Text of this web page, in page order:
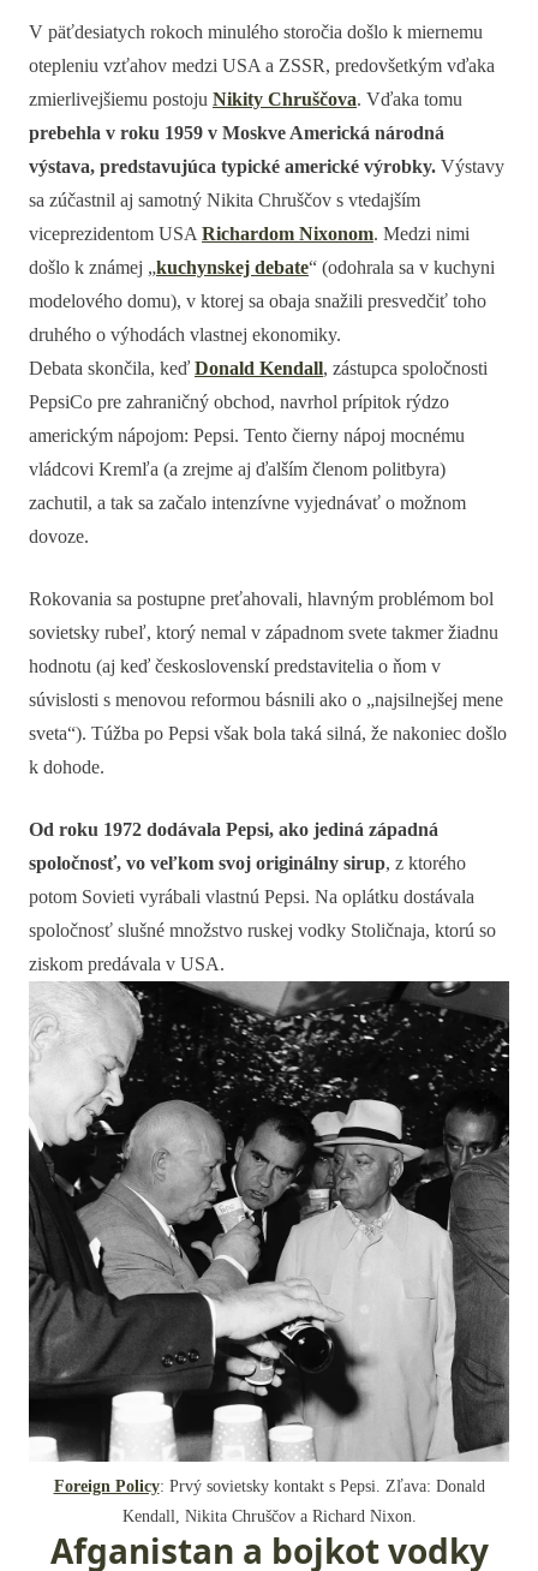
V päťdesiatych rokoch minulého storočia došlo k miernemu
otepleniu vzťahov medzi USA a ZSSR, predovšetkým vďaka
zmierlivejšiemu postoju Nikity Chruščova. Vďaka tomu
prebehla v roku 1959 v Moskve Americká národná
výstava, predstavujúca typické americké výrobky. Výstavy
sa zúčastnil aj samotný Nikita Chruščov s vtedajším
viceprezidentom USA Richardom Nixonom. Medzi nimi
došlo k známej „kuchynskej debate“ (odohrala sa v kuchyni
modelového domu), v ktorej sa obaja snažili presvedčiť toho
druhého o výhodách vlastnej ekonomiky.
Debata skončila, keď Donald Kendall, zástupca spoločnosti
PepsiCo pre zahraničný obchod, navrhol prípitok rýdzo
americkým nápojom: Pepsi. Tento čierny nápoj mocnému
vládcovi Kremľa (a zrejme aj ďalším členom politbyra)
zachutil, a tak sa začalo intenzívne vyjednávať o možnom
dovoze.
Rokovania sa postupne preťahovali, hlavným problémom bol
sovietsky rubeľ, ktorý nemal v západnom svete takmer žiadnu
hodnotu (aj keď československí predstavitelia o ňom v
súvislosti s menovou reformou básnili ako o „najsilnejšej mene
sveta“). Túžba po Pepsi však bola taká silná, že nakoniec došlo
k dohode.
Od roku 1972 dodávala Pepsi, ako jediná západná
spoločnosť, vo veľkom svoj originálny sirup, z ktorého
potom Sovieti vyrábali vlastnú Pepsi. Na oplátku dostávala
spoločnosť slušné množstvo ruskej vodky Stoličnaja, ktorú so
ziskom predávala v USA.
Foreign Policy: Prvý sovietsky kontakt s Pepsi. Zľava: Donald
Kendall, Nikita Chruščov a Richard Nixon.
Afganistan a bojkot vodky